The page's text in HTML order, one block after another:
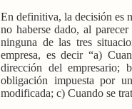
En definitiva, la decisión es
no haberse dado, al
ninguna de las tres
empresa, es decir “a)
dirección del empresario;
obligación impuesta por
modificada; c) Cuando se